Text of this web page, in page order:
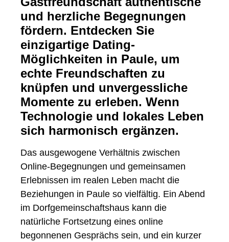
und herzliche Begegnungen
fördern. Entdecken Sie
einzigartige Dating-
Möglichkeiten in Paule, um
echte Freundschaften zu
knüpfen und unvergessliche
Momente zu erleben. Wenn
Technologie und lokales Leben
sich harmonisch ergänzen.
Das ausgewogene Verhältnis zwischen
Online-Begegnungen und gemeinsamen
Erlebnissen im realen Leben macht die
Beziehungen in Paule so vielfältig. Ein Abend
im Dorfgemeinschaftshaus kann die
natürliche Fortsetzung eines online
begonnenen Gesprächs sein, und ein kurzer